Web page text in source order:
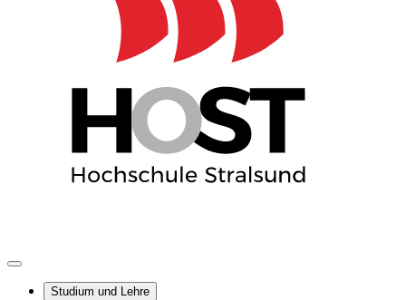
Studium und Lehre